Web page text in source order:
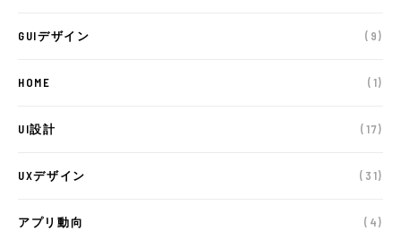
GUIデザイン (9)
HOME (1)
UI設計 (17)
UXデザイン (31)
アプリ動向 (4)